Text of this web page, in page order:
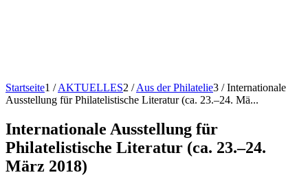
Startseite1 / AKTUELLES2 / Aus der Philatelie3 / Internationale
Ausstellung für Philatelistische Literatur (ca. 23.–24. Mä...
Internationale Ausstellung für
Philatelistische Literatur (ca. 23.–24.
März 2018)